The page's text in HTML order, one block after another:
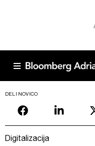
DELI NOVICO
Digitalizacija